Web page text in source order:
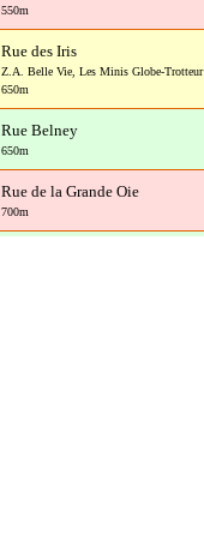
550m
Rue des Iris
Z.A. Belle Vie, Les Minis Globe-Trotteur
650m
Rue Belney
650m
Rue de la Grande Oie
700m